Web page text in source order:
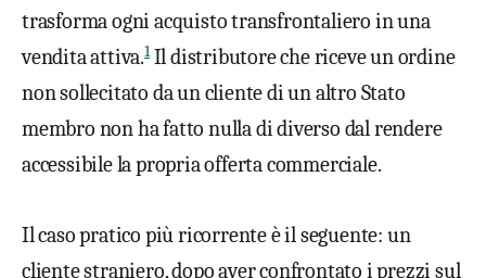
trasforma ogni acquisto transfrontaliero in una
vendita attiva.1Il distributore che riceve un ordine
non sollecitato da un cliente di un altro Stato
membro non ha fatto nulla di diverso dal rendere
accessibile la propria offerta commerciale.
Il caso pratico più ricorrente è il seguente: un
cliente straniero, dopo aver confrontato i prezzi sul